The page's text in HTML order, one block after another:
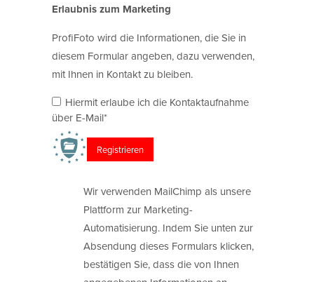
Erlaubnis zum Marketing
ProfiFoto wird die Informationen, die Sie in
diesem Formular angeben, dazu verwenden,
mit Ihnen in Kontakt zu bleiben.
Hiermit erlaube ich die Kontaktaufnahme
über E-Mail*
Wir verwenden MailChimp als unsere
Plattform zur Marketing-
Automatisierung. Indem Sie unten zur
Absendung dieses Formulars klicken,
bestätigen Sie, dass die von Ihnen